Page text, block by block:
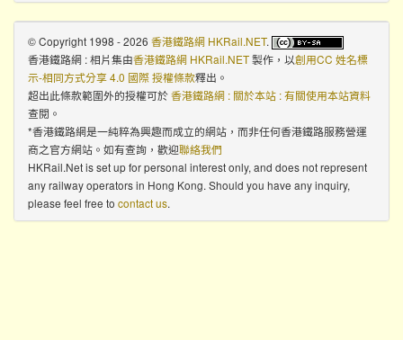
© Copyright 1998 - 2026 香港鐵路網 HKRail.NET.
香港鐵路網 : 相片集由香港鐵路網 HKRail.NET製作，以創用CC 姓名標
示-相同方式分享 4.0 國際 授權條款釋出。
超出此條款範圍外的授權可於香港鐵路網 : 關於本站 : 有關使用本站資料
查閱。
*香港鐵路網是一純粹為興趣而成立的網站，而非任何香港鐵路服務營運
商之官方網站。如有查詢，歡迎聯絡我們
HKRail.Net is set up for personal interest only, and does not represent
any railway operators in Hong Kong. Should you have any inquiry,
please feel free to contact us.